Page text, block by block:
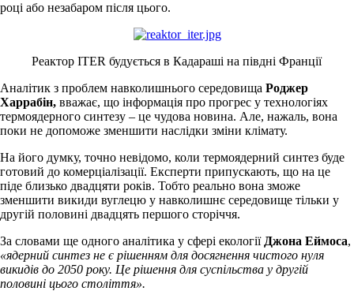
році або незабаром після цього.
Реактор ITER будується в Кадараші на півдні Франції
Аналітик з проблем навколишнього середовища Роджер
Харрабін, вважає, що інформація про прогрес у технологіях
термоядерного синтезу – це чудова новина. Але, нажаль, вона
поки не допоможе зменшити наслідки зміни клімату.
На його думку, точно невідомо, коли термоядерний синтез буде
готовий до комерціалізації. Експерти припускають, що на це
піде близько двадцяти років. Тобто реально вона зможе
зменшити викиди вуглецю у навколишнє середовище тільки у
другій половині двадцять першого сторіччя.
За словами ще одного аналітика у сфері екології Джона Еймоса,
«ядерний синтез не є рішенням для досягнення чистого нуля
викидів до 2050 року. Це рішення для суспільства у другій
половині цього століття».